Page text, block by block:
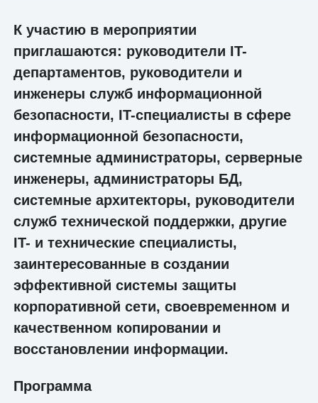
К участию в мероприятии
приглашаются: руководители IT-
департаментов, руководители и
инженеры служб информационной
безопасности, IT-специалисты в сфере
информационной безопасности,
системные администраторы, серверные
инженеры, администраторы БД,
системные архитекторы, руководители
служб технической поддержки, другие
IT- и технические специалисты,
заинтересованные в создании
эффективной системы защиты
корпоративной сети, своевременном и
качественном копировании и
восстановлении информации.
Программа